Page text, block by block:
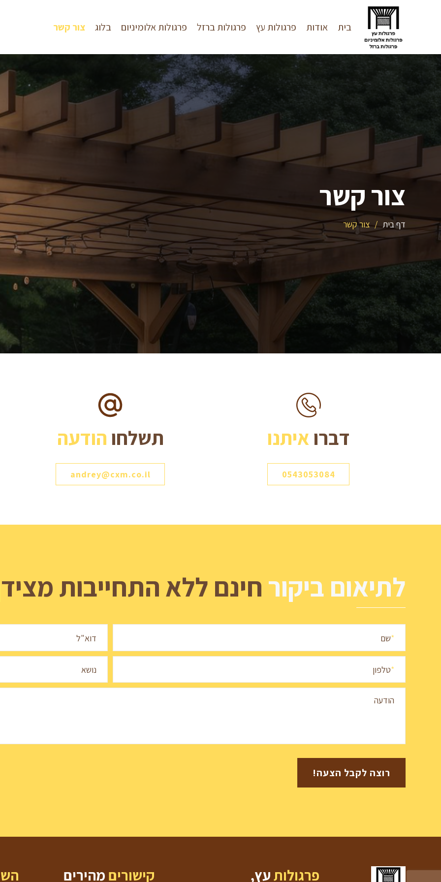
בית אודות פרגולות עץ פרגולות ברזל פרגולות אלומיניום בלוג צור קשר
צור קשר
דף בית / צור קשר
דברואיתנו
0543053084
תשלחו הודעה
andrey@cxm.co.il
לתיאום ביקור חינם ללא התחייבות
*שם דוא"ל
*טלפון נושא
הודעה
פרגולותעץ, קישורים מהירים